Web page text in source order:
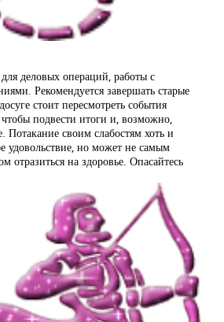
деловых операций, работы с
Рекомендуется завершать старые
стоит пересмотреть события
подвести итоги и, возможно,
Потакание своим слабостям хоть и
удовольствие, но может не самым
отразиться на здоровье. Опасайтесь